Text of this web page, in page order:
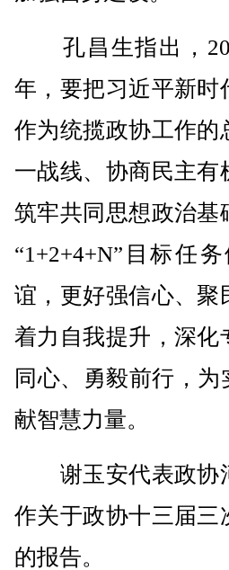
孔昌生指出，
年，要把习近平新时
作为统揽政协工作的
一战线、协商民主
筑牢共同思想政治基
“1+2+4+N”目标任
谊，更好强信心、聚
着力自我提升，深化
同心、勇毅前行，
献智慧力量。
谢玉安代表政协
作关于政协十三届三
的报告。